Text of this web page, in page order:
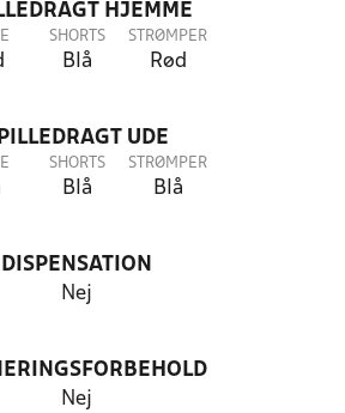
HJEMME
SHORTS
Blå
STRØMPER
Rød
UDE
SHORTS
Blå
STRØMPER
Blå
DISPENSATION
Nej
Nej